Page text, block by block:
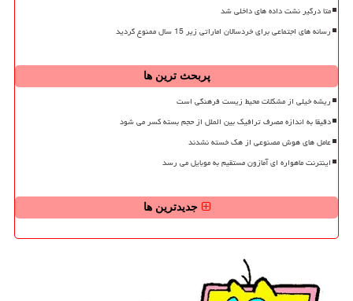
متا درگیر نشت داده های داخلی شد
رسانه های اجتماعی برای خردسالان اماراتی زیر 15 سال ممنوع گردید
پربحث ترین ها
ریشه خیلی از مشکلات محیط زیست فرهنگی است
دقیقا به اندازه مصرف ترافیک بین الملل از حجم بسته کسر می شود
عامل های هوش مصنوعی از هک خسته نشدند
اینترنت ماهواره ای آمازون مستقیم به موبایل می رسد
جدیدترین ها